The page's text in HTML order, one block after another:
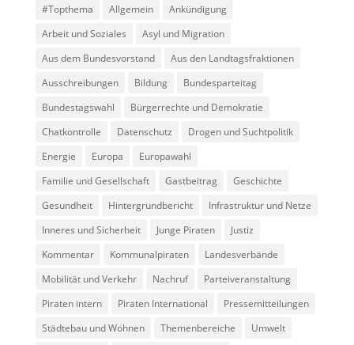
#Topthema Allgemein
Ankündigung
Arbeit und Soziales
Asyl und Migration
Aus dem Bundesvorstand
Aus den Landtagsfraktionen
Ausschreibungen
Bildung
Bundesparteitag
Bundestagswahl
Bürgerrechte und Demokratie
Chatkontrolle
Datenschutz
Drogen und Suchtpolitik
Energie
Europa
Europawahl
Familie und Gesellschaft
Gastbeitrag
Geschichte
Gesundheit
Hintergrundbericht
Infrastruktur und Netze
Inneres und Sicherheit
Junge Piraten
Justiz
Kommentar
Kommunalpiraten
Landesverbände
Mobilität und Verkehr
Nachruf
Parteiveranstaltung
Piraten intern
Piraten International
Pressemitteilungen
Städtebau und Wohnen
Themenbereiche
Umwelt